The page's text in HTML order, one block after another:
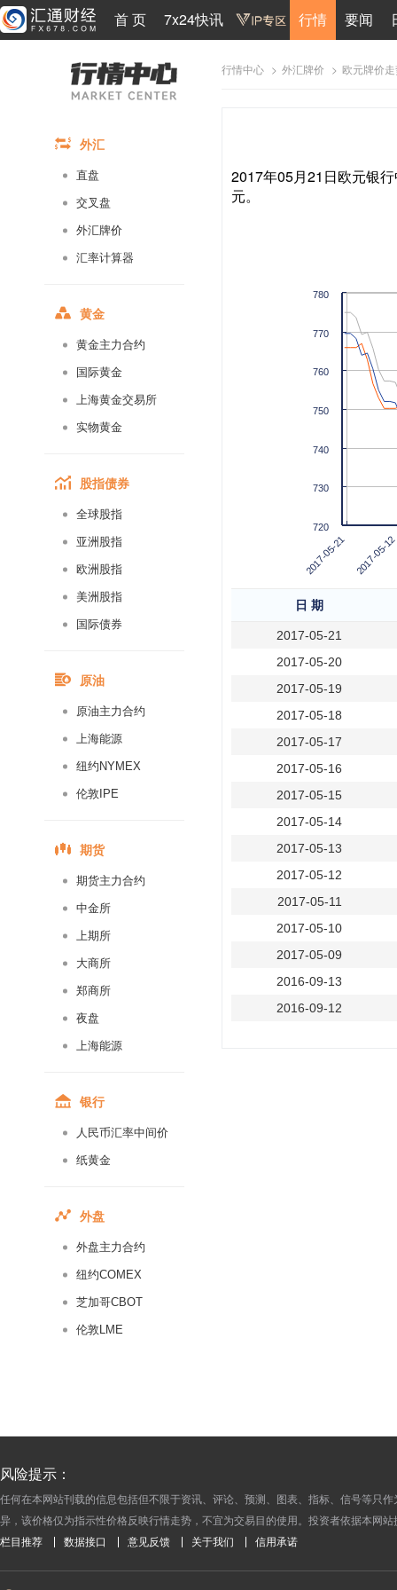
首 页 7x24快讯 行情 要闻
外汇
直盘
交叉盘
外汇牌价
汇率计算器
黄金
黄金主力合约
国际黄金
上海黄金交易所
实物黄金
股指债券
全球股指
亚洲股指
欧洲股指
美洲股指
国际债券
原油
原油主力合约
上海能源
纽约NYMEX
伦敦IPE
期货
期货主力合约
中金所
上期所
大商所
郑商所
夜盘
上海能源
银行
人民币汇率中间价
纸黄金
外盘
外盘主力合约
纽约COMEX
芝加哥CBOT
伦敦LME
行情中心 > 外汇牌价 > 欧元牌价
2017年05月21日欧元银
元。
2017-05-21 2017-05-12
720
730
740
750
760
770
780
日 期
2017-05-21
2017-05-20
2017-05-19
2017-05-18
2017-05-17
2017-05-16
2017-05-15
2017-05-14
2017-05-13
2017-05-12
2017-05-11
2017-05-10
2017-05-09
2016-09-13
2016-09-12
2016-08-19
2016-08-16
2016-08-15
风险提示：
任何在本网站刊载的信息包括但不限于资讯、评论、预测、图表、指标、信号等只
异，该价格仅为指示性价格反映行情走势，不宜为交易目的使用。投资者依据本网
栏目推荐 数据接口 意见反馈 关于我们 信用承诺